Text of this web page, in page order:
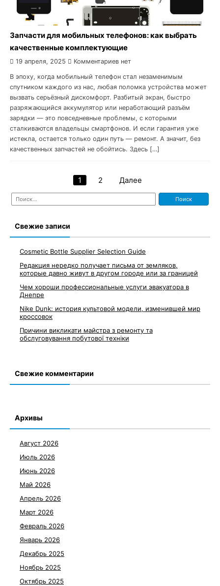
Запчасти для мобильных телефонов: как выбрать
качественные комплектующие
19 апреля, 2025 Комментариев нет
В эпоху, когда мобильный телефон стал незаменимым
спутником каждого из нас, любая поломка устройства может
вызвать серьёзный дискомфорт. Разбитый экран, быстро
разряжающийся аккумулятор или неработающий разъём
зарядки — это повседневные проблемы, с которыми
сталкиваются владельцы смартфонов. И если гарантия уже
истекла, остается только один путь — ремонт. А значит, без
качественных запчастей не обойтись. Здесь […]
Навигация
по
1 2 Далее
Найти:
Свежие записи
Cosmetic Bottle Supplier Selection Guide
Редакция нередко получает письма от земляков,
которые давно живут в другом городе или за границей
Чем хороши профессиональные услуги эвакуатора в
Днепре
Nike Dunk: история культовой модели, изменившей мир
кроссовок
Причини викликати майстра з ремонту та
обслуговування побутової техніки
Свежие комментарии
Архивы
Август 2026
Июль 2026
Июнь 2026
Май 2026
Апрель 2026
Март 2026
Февраль 2026
Январь 2026
Декабрь 2025
Ноябрь 2025
Октябрь 2025